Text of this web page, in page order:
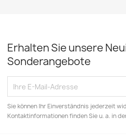
Erhalten Sie unsere
Sonderangebote
Sie können Ihr Einverständnis jederzeit
Kontaktinformationen finden Sie u. a. in